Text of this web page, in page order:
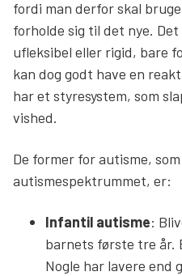
fordi man derfor skal
forholde sig til det nye.
ufleksibel eller rigid, bare
kan dog godt have en
har et styresystem, som
vished.
De former for autisme,
autismespektrummet, er:
Infantil autisme:
barnets første tre år.
Nogle har lavere end